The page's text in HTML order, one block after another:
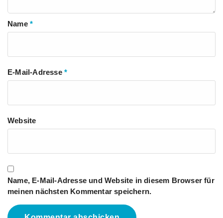
Name *
E-Mail-Adresse *
Website
Name, E-Mail-Adresse und Website in diesem Browser für
meinen nächsten Kommentar speichern.